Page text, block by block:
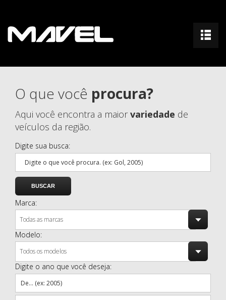
O que você procura?
Aqui você encontra a maior variedade de
veículos da região.
Digite sua busca:
Marca:
Todas as marcas
Modelo:
Todos os modelos
Digite o ano que você deseja: